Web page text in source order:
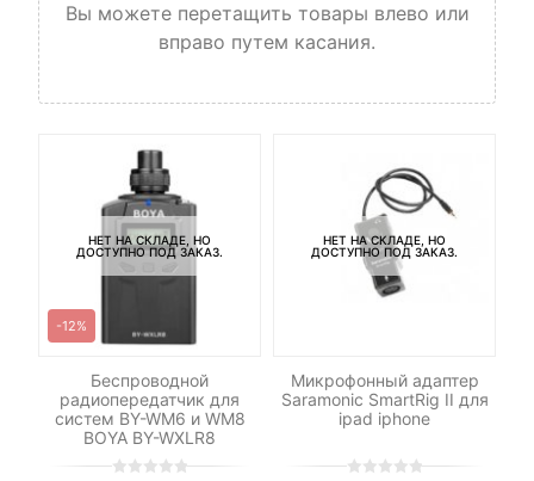
Вы можете перетащить товары влево или
вправо путем касания.
НЕТ НА СКЛАДЕ, НО
ДОСТУПНО ПОД ЗАКАЗ.
-12%
Беспроводной
радиопередатчик для
систем BY-WM6 и WM8
BOYA BY-WXLR8
НЕТ НА СКЛАДЕ, НО
ДОСТУПНО ПОД ЗАКАЗ.
Микрофонный адаптер
Saramonic SmartRig II для
ipad iphone